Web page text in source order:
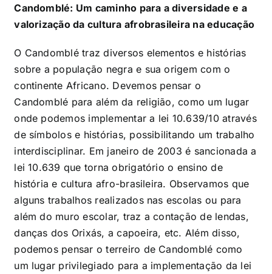
Candomblé: Um caminho para a diversidade e a
valorização da cultura afrobrasileira na educação
O Candomblé traz diversos elementos e histórias
sobre a população negra e sua origem com o
continente Africano. Devemos pensar o
Candomblé para além da religião, como um lugar
onde podemos implementar a lei 10.639/10 através
de símbolos e histórias, possibilitando um trabalho
interdisciplinar. Em janeiro de 2003 é sancionada a
lei 10.639 que torna obrigatório o ensino de
história e cultura afro-brasileira. Observamos que
alguns trabalhos realizados nas escolas ou para
além do muro escolar, traz a contação de lendas,
danças dos Orixás, a capoeira, etc. Além disso,
podemos pensar o terreiro de Candomblé como
um lugar privilegiado para a implementação da lei